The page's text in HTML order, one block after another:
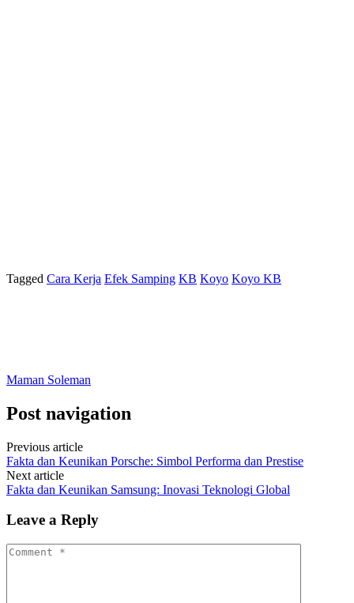
Tagged Cara Kerja Efek Samping KB Koyo Koyo KB
Maman Soleman
Post navigation
Previous article
Fakta dan Keunikan Porsche: Simbol Performa dan Prestise
Next article
Fakta dan Keunikan Samsung: Inovasi Teknologi Global
Leave a Reply